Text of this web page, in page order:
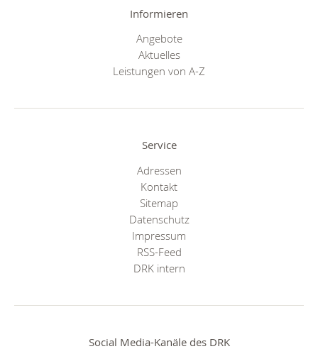
Informieren
Angebote
Aktuelles
Leistungen von A-Z
Service
Adressen
Kontakt
Sitemap
Datenschutz
Impressum
RSS-Feed
DRK intern
Social Media-Kanäle des DRK